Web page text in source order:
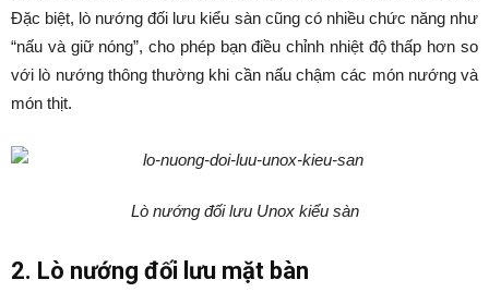
Đặc biệt, lò nướng đối lưu kiểu sàn cũng có nhiều chức năng như
“nấu và giữ nóng”, cho phép bạn điều chỉnh nhiệt độ thấp hơn so
với lò nướng thông thường khi cần nấu chậm các món nướng và
món thịt.
Lò nướng đối lưu Unox kiểu sàn
2. Lò nướng đối lưu mặt bàn